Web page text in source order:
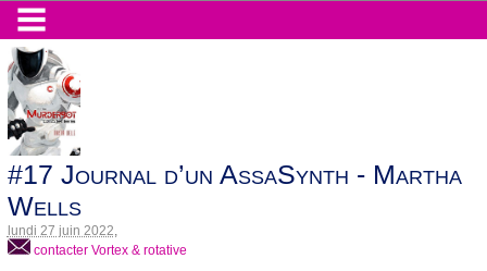
#17 Journal d’un AssaSynth - Martha
Wells
lundi 27 juin 2022
contacter Vortex & rotative